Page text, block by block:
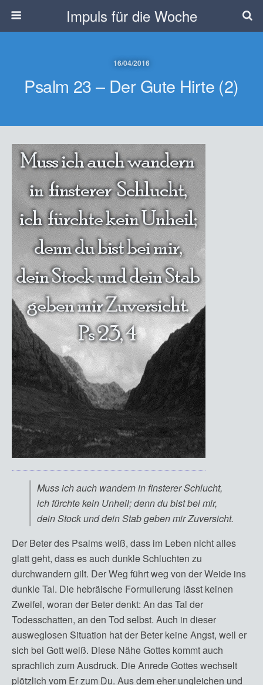
Impuls für die Woche
16/04/2016
Psalm 23 – Der Gute Hirte (2)
Muss ich auch wandern in finsterer Schlucht,
ich fürchte kein Unheil; denn du bist bei mir,
dein Stock und dein Stab geben mir Zuversicht.
Der Beter des Psalms weiß, dass im Leben nicht alles
glatt geht, dass es auch dunkle Schluchten zu
durchwandern gilt. Der Weg führt weg von der Weide ins
dunkle Tal. Die hebräische Formulierung lässt keinen
Zweifel, woran der Beter denkt: An das Tal der
Todesschatten, an den Tod selbst. Auch in dieser
ausweglosen Situation hat der Beter keine Angst, weil er
sich bei Gott weiß. Diese Nähe Gottes kommt auch
sprachlich zum Ausdruck. Die Anrede Gottes wechselt
plötzlich vom Er zum Du. Aus dem eher ungleichen und